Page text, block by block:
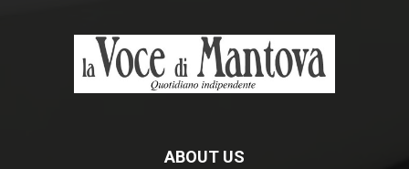
ABOUT US